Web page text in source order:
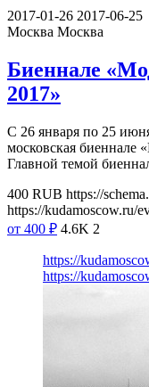
2017-01-26 2017-06-25
Москва Москва
Биеннале
2017»
С 26 января по 25
московская биеннале
Главной темой
400 RUB https://
https://kudamoscow.ru/
от 400 ₽ 4.6K 2
https://
https://